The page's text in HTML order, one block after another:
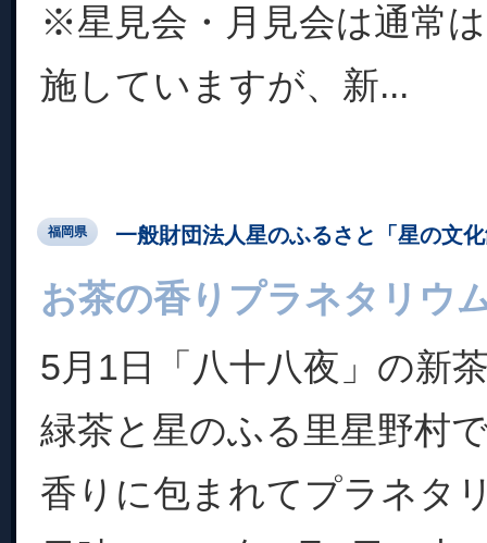
※星見会・月見会は通常
施していますが、新...
福岡県 一般財団法人星のふるさと「星の文
お茶の香りプラネタリウ
5月1日「八十八夜」の新
緑茶と星のふる里星野村
香りに包まれてプラネタ